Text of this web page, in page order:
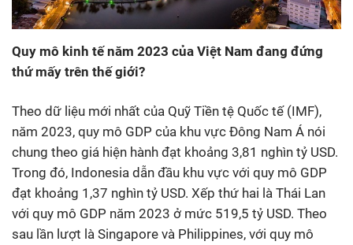
Quy mô kinh tế năm 2023 của Việt Nam đang đứng
thứ mấy trên thế giới?
Theo dữ liệu mới nhất của Quỹ Tiền tệ Quốc tế (IMF),
năm 2023, quy mô GDP của khu vực Đông Nam Á nói
chung theo giá hiện hành đạt khoảng 3,81 nghìn tỷ USD.
Trong đó, Indonesia dẫn đầu khu vực với quy mô GDP
đạt khoảng 1,37 nghìn tỷ USD. Xếp thứ hai là Thái Lan
với quy mô GDP năm 2023 ở mức 519,5 tỷ USD. Theo
sau lần lượt là Singapore và Philippines, với quy mô